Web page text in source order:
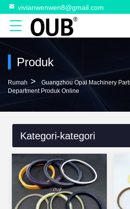
vivianwenwen8@gmail.com
Produk
Rumah >
Guangzhou Opal Machinery
Department Produk Online
Kategori-kategori